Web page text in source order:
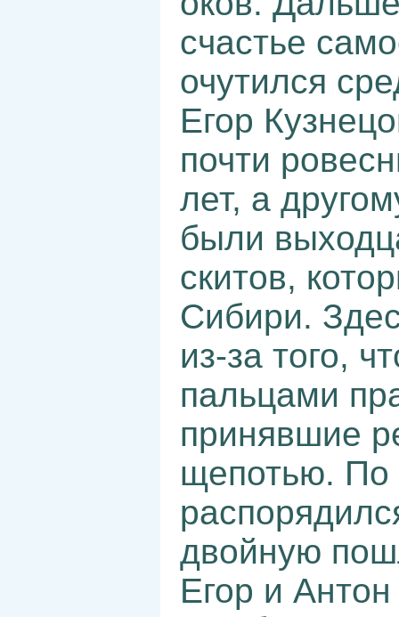
счастье
очутился
Егор
почти
лет, а
были
скитов,
Сибири.
из-за того,
пальцами
принявшие
щепотью. По
двойную
Егор и